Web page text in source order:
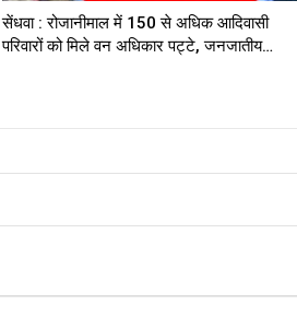
सेंधवा : रोजानीमाल में 150 से अधिक आदिवासी
परिवारों को मिले वन अधिकार पट्टे, जनजातीय…